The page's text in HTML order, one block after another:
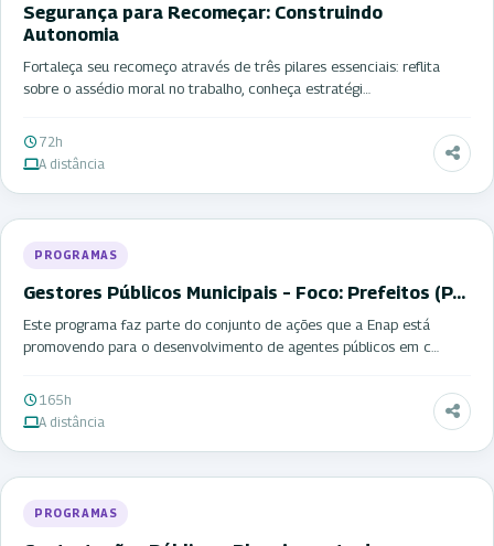
Segurança para Recomeçar: Construindo
Autonomia
Fortaleça seu recomeço através de três pilares essenciais: reflita
sobre o assédio moral no trabalho, conheça estratégi…
72h
A distância
PROGRAMAS
Gestores Públicos Municipais – Foco: Prefeitos (P…
Este programa faz parte do conjunto de ações que a Enap está
promovendo para o desenvolvimento de agentes públicos em c…
165h
A distância
PROGRAMAS